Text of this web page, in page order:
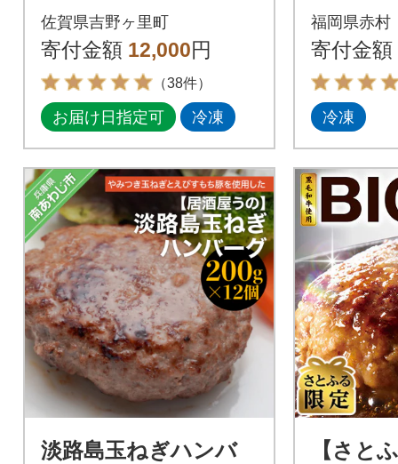
00g×18個入り 計1.8
kg)(吉野ケ里町)
佐賀県吉野ヶ里町
寄付金額 12,000円
（38件）
お届け日指定可 冷凍
50g×10
福岡県赤村
寄付金額
冷凍
淡路島玉ねぎハンバ
【さと